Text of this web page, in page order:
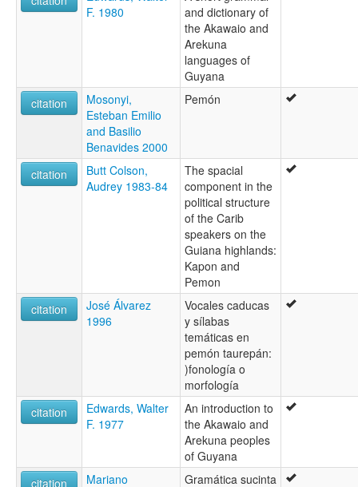
F. 1980
and dictionary of
the Akawaio and
Arekuna
languages of
Guyana
citation
Mosonyi,
Esteban Emilio
and Basilio
Benavides 2000
Pemón
citation
Butt Colson,
Audrey 1983-84
The spacial
component in the
political structure
of the Carib
speakers on the
Guiana highlands:
Kapon and
Pemon
citation
José Álvarez
1996
Vocales caducas
y sílabas
temáticas en
pemón taurepán:
)fonología o
morfología
citation
Edwards, Walter
F. 1977
An introduction to
the Akawaio and
Arekuna peoples
of Guyana
citation
Mariano
Gramática sucinta